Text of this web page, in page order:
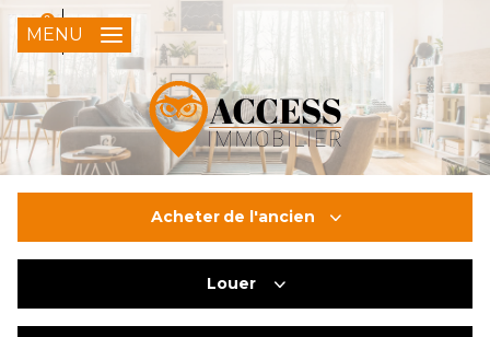
0
FR
MENU
Acheter de l'ancien
Du neuf
Louer